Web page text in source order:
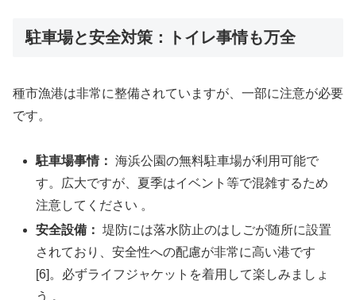
駐車場と安全対策：トイレ事情も万全
種市漁港は非常に整備されていますが、一部に注意が必要
です。
駐車場事情： 海浜公園の無料駐車場が利用可能で
す。広大ですが、夏季はイベント等で混雑するため
注意してください 。
安全設備： 堤防には落水防止のはしごが随所に設置
されており、安全性への配慮が非常に高い港です
[6]。必ずライフジャケットを着用して楽しみましょ
う 。